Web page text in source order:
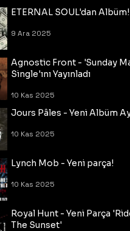
ETERNAL SOUL'dan Albüm!
9 Ara 2025
Agnostic Front - 'Sunday
Single'ını Yayınladı
10 Kas 2025
Jours Pâles - Yeni Albüm
10 Kas 2025
Lynch Mob - Yeni parça!
10 Kas 2025
Royal Hunt - Yeni Parça
The Sunset'